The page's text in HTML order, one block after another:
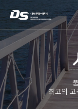
최고의 고